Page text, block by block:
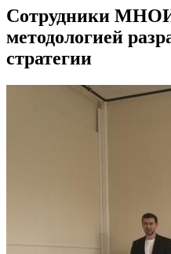
Сотрудники
методологией
стратегии